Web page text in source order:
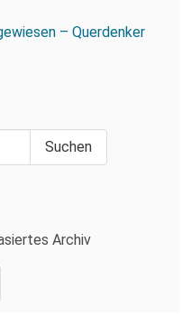
– Querdenker
Archiv